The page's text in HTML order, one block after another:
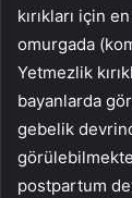
kırıkları için
omurgada
Yetmezlik
bayanlarda
gebelik
postpartum